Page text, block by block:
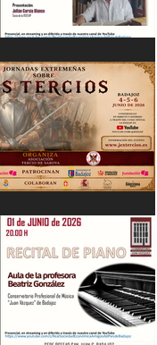
rebaños y trashumancia.
cultural Inmaterial de
Alonso Rubio Muñoz.
10/06/26
Extremeñas sobre Los